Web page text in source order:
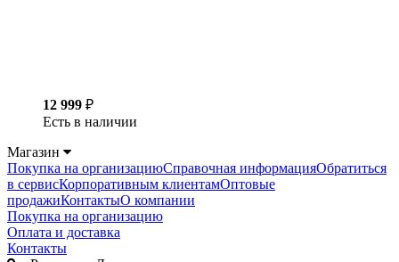
12 999 ₽
Есть в наличии
Магазин
Покупка на организациюСправочная информацияОбратиться
в сервисКорпоративным клиентамОптовые
продажиКонтактыО компании
Покупка на организацию
Оплата и доставка
Контакты